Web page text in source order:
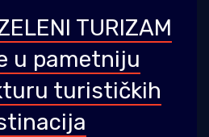
TURIZAM
u pametniju
turističkih